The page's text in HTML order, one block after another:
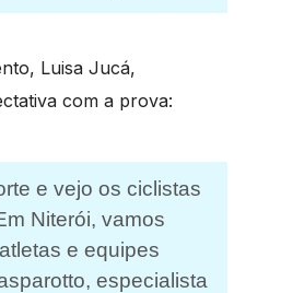
Luisa Jucá,
com a prova:
e vejo os ciclistas
Niterói, vamos
e equipes
especialista